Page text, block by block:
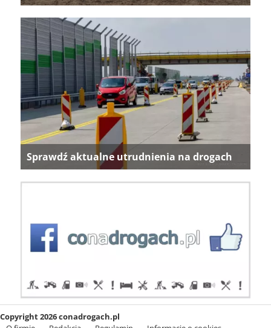
Sprawdź aktualne utrudnienia na drogach
Copyright 2026 conadrogach.pl